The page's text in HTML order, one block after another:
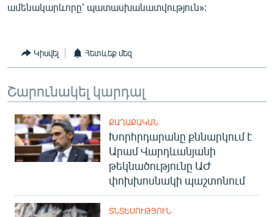
ամենակարևորը՝ պատասխանատվություն»:
Կիսվել Հետևեք մեզ
Շարունակել կարդալ
ՔԱՂԱՔԱԿԱՆ
Խորհրդարանը քննարկում է
Արամ Վարդևանյանի
թեկնածությունը ԱԺ
փոխխոսնակի պաշտոնում
ՏՆՏԵՍՈՒԹՅՈՒՆ